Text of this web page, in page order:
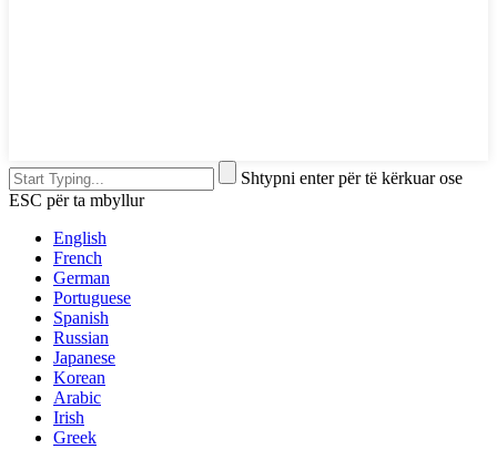
Shtypni enter për të kërkuar ose
ESC për ta mbyllur
English
French
German
Portuguese
Spanish
Russian
Japanese
Korean
Arabic
Irish
Greek